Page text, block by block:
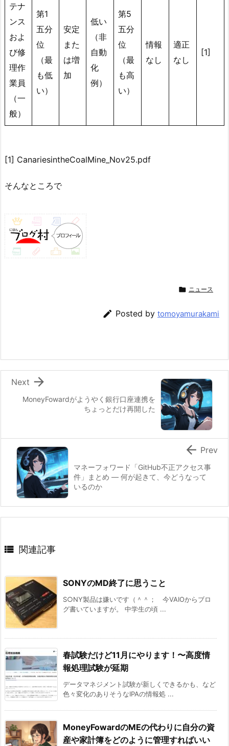
テナ
ンス
およ
び修
理作
業員
（一
般）
第1
五分
位
（最
も低
い）
安定
また
は増
加
低い
（非
自動
化
例）
第5
五分
位
（最
も高
い）
情報
なし
適正
なし
[1]
[1] CanariesintheCoalMine_Nov25.pdf
そんなところで
 ニュース
 Posted by tomoyamurakami
MoneyFowardがようやく銀行口座連携を
ちょっとだけ再開した

Next
マネーフォワード「GitHub不正アクセス事
件」まとめ ― 何が起きて、今どうなって
いるのか
 Prev
 関連記事
SONYのMD終了に思うこと
S○NY製品は嫌いです（＾＾； 今VAIOからブロ
グ書いていますが。 中学生の頃 ...
春試験だけど11月にやります！〜高度情
報処理試験が延期
データマネジメント試験が新しくできるかも、など
色々変化のありそうなIPAの情報処 ...
MoneyFowardのMEの代わりに自分の資
産や家計簿をどのように管理すればいい